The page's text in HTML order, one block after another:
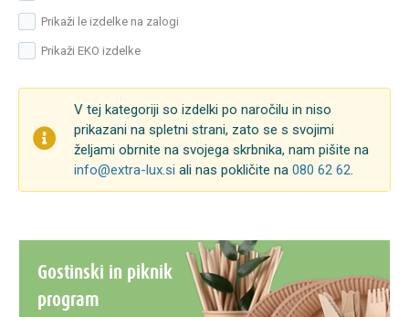
Prikaži le izdelke na zalogi
Prikaži EKO izdelke
V tej kategoriji so izdelki po naročilu in niso
prikazani na spletni strani, zato se s svojimi
željami obrnite na svojega skrbnika, nam pišite na
info@extra-lux.si ali nas pokličite na 080 62 62
Gostinski in piknik
program